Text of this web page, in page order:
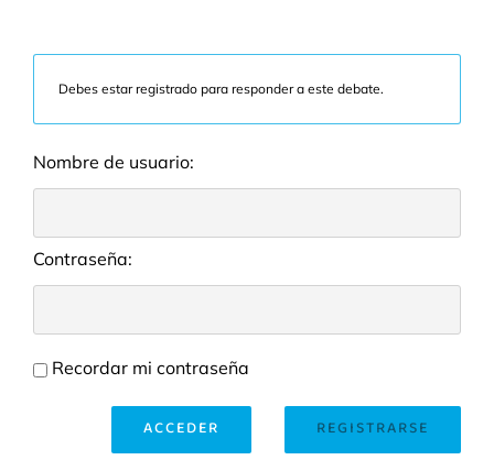
Debes estar registrado para responder a este debate.
Nombre de usuario:
Contraseña:
Recordar mi contraseña
REGISTRARSE
ACCEDER